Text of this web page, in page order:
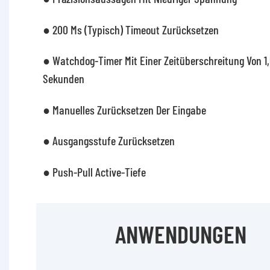
● 200 Ms (typisch) Timeout Zurücksetzen
● Watchdog-Timer Mit Einer Zeitüberschreitung Von
Sekunden
● Manuelles Zurücksetzen Der Eingabe
● Ausgangsstufe Zurücksetzen
● Push-Pull Active-Tiefe
ANWENDUNGEN